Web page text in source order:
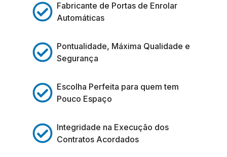
Fabricante de Portas de Enrolar
Automáticas
Pontualidade, Máxima Qualidade e
Segurança
Escolha Perfeita para quem tem
Pouco Espaço
Integridade na Execução dos
Contratos Acordados